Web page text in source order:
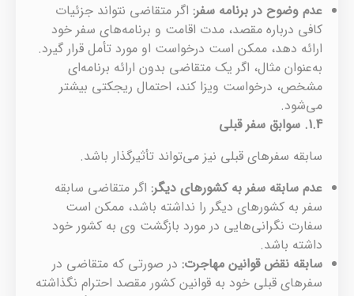
عدم وضوح در برنامه سفر: اگر متقاضی نتواند جزئیات
کافی درباره مقصد، مدت اقامت و برنامه‌های سفر خود
ارائه دهد، ممکن است درخواست او مورد تأمل قرار گیرد.
به‌عنوان مثال، اگر یک متقاضی بدون ارائه برنامه‌ای
مشخص، درخواست ویزا کند، احتمال ریجکتی بیشتر
می‌شود.
1.4. سوابق سفر قبلی
سابقه سفرهای قبلی نیز می‌تواند تأثیرگذار باشد.
عدم سابقه سفر به کشورهای دیگر: اگر متقاضی سابقه
سفر به کشورهای دیگر را نداشته باشد، ممکن است
سفارت نگرانی‌هایی در مورد بازگشت وی به کشور خود
داشته باشد.
سابقه نقض قوانین مهاجرت: در صورتی که متقاضی در
سفرهای قبلی خود به قوانین کشور مقصد احترام نگذاشته